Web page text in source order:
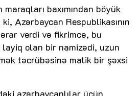
baxımından böyük
Azərbaycan Respublikasının
verdi və fikrimcə, bu
olan bir namizədi, uzun
təcrübəsinə malik bir şəxsi
azərbaycanlılar üçün